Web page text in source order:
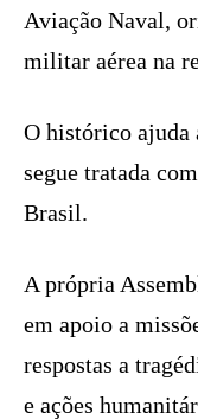
Aviação Naval,
militar aérea na
O histórico ajuda
segue tratada
Brasil.
A própria
em apoio a
respostas a
e ações